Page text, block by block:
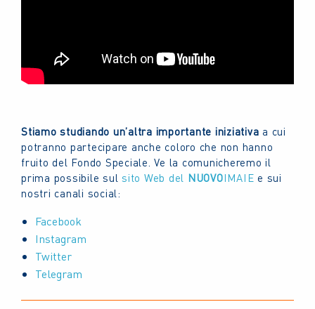
Stiamo studiando un’altra importante iniziativa a cui
potranno partecipare anche coloro che non hanno
fruito del Fondo Speciale. Ve la comunicheremo il
prima possibile sul sito Web del NUOVOIMAIE e sui
nostri canali social:
Facebook
Instagram
Twitter
Telegram